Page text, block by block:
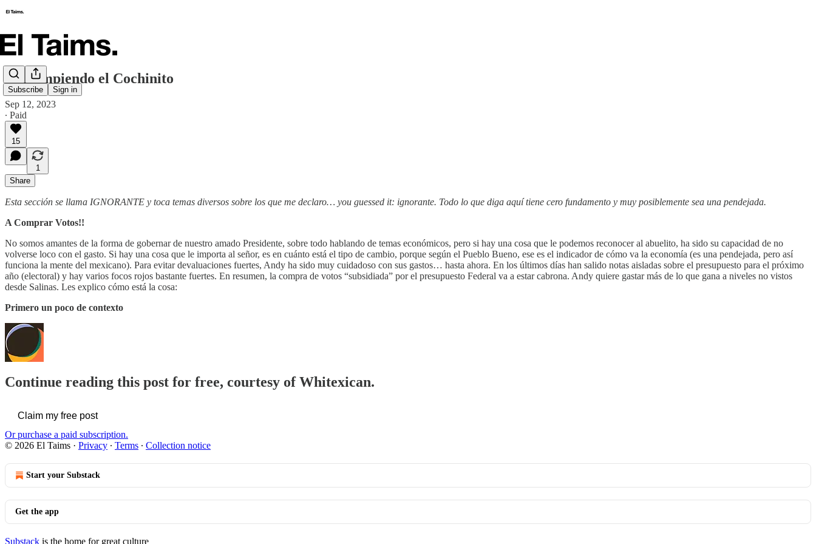
Subscribe Sign in
🥸 Rompiendo el Cochinito
Sep 12, 2023
∙ Paid
15
1
Share
Esta sección se llama IGNORANTE y toca temas diversos sobre los que me declaro… you guessed it: ignorante. Todo lo que diga aquí tiene cero fundamento y muy posiblemente sea una pendejada.
A Comprar Votos!!
No somos amantes de la forma de gobernar de nuestro amado Presidente, sobre todo hablando de temas económicos, pero si hay una cosa que le podemos reconocer al abuelito, ha sido su capacidad de no
volverse loco con el gasto. Si hay una cosa que le importa al señor, es en cuánto está el tipo de cambio, porque según el Pueblo Bueno, ese es el indicador de cómo va la economía (es una pendejada, pero así
funciona la mente del mexicano). Para evitar devaluaciones fuertes, Andy ha sido muy cuidadoso con sus gastos… hasta ahora. En los últimos días han salido notas aisladas sobre el presupuesto para el próximo
año (electoral) y hay varios focos rojos bastante fuertes. En resumen, la compra de votos “subsidiada” por el presupuesto Federal va a estar cabrona. Andy quiere gastar más de lo que gana a niveles no vistos
desde Salinas. Les explico cómo está la cosa:
Primero un poco de contexto
Continue reading this post for free, courtesy of Whitexican.
Claim my free post
Or purchase a paid subscription.
© 2026 El Taims · Privacy ∙ Terms ∙ Collection notice
Start your Substack
Get the app
Substack is the home for great culture